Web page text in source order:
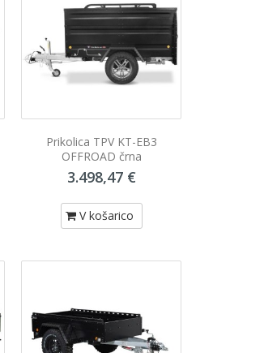
Prikolica TPV KT-EB3
OFFROAD črna
3.498,47 €
V košarico